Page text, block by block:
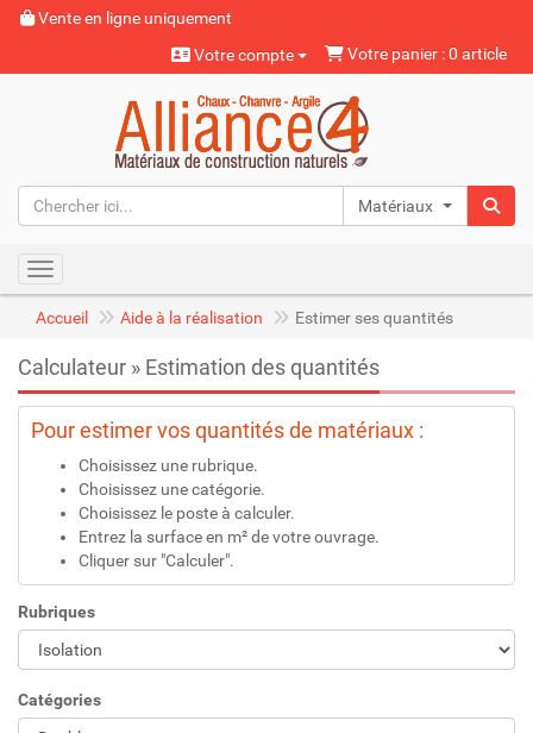
Vente en ligne uniquement
Votre compte
Votre panier : 0 article
Matériaux naturels
Toggle navigation
Accueil Aide à la réalisation Estimer ses quantités
Calculateur » Estimation des quantités
Pour estimer vos quantités de matériaux :
Choisissez une rubrique.
Choisissez une catégorie.
Choisissez le poste à calculer.
Entrez la surface en m² de votre ouvrage.
Cliquer sur "Calculer".
Rubriques
Catégories